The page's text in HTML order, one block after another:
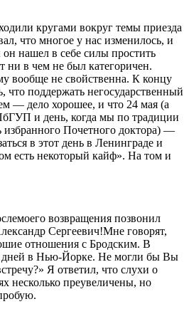
кругами вокруг темы приезда
что многое у нас изменилось, и
нашел в себе силы простить
ни в чем не был категоричен.
вообще не свойственна. К концу
что поддержать негосударственный
— дело хорошее, и что 24 мая (а
и день, когда мы по традиции
Почетного доктора) —
в этот день в Ленинграде и
есть некоторый кайф». На том и
возвращения позвонил
Сергеевич!Мне говорят,
отношения с Бродским. В
дней в Нью-Йорке. Не могли бы Вы
Я ответил, что слухи о
несколько преувеличены, но